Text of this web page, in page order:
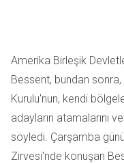
Amerika Birleşik
Bessent, bundan
Kurulu'nun, kendi
adayların atamalarını
söyledi. Çarşamba
Zirvesi'nde konuşan